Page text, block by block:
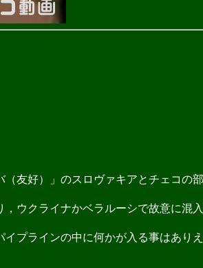
友好）」のスロヴァキアとチェコの
ウクライナかベラルーシで故意に混
プラインの中に何かが入る事はありえ